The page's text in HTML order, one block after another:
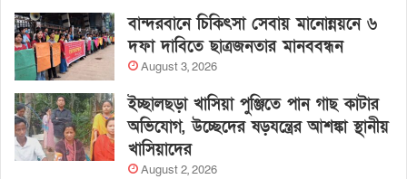
বান্দরবানে চিকিৎসা সেবায় মানোন্নয়নে ৬
দফা দাবিতে ছাত্রজনতার মানববন্ধন
August 3, 2026
ইচ্ছালছড়া খাসিয়া পুঞ্জিতে পান গাছ কাটার
অভিযোগ, উচ্ছেদের ষড়যন্ত্রের আশঙ্কা স্থানীয়
খাসিয়াদের
August 2, 2026